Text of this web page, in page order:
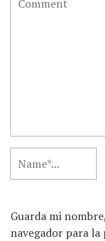
Guarda mi
navegador para la